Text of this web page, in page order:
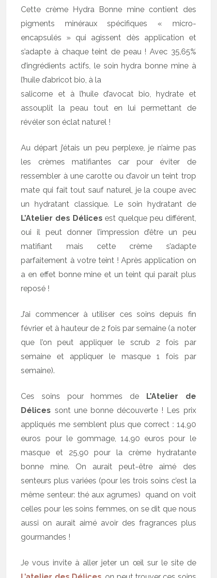
Cette crème Hydra Bonne mine contient des
pigments minéraux spécifiques « micro-
encapsulés » qui agissent dès application et
s’adapte à chaque teint de peau ! Avec 35,65%
d’ingrédients actifs, le soin hydra bonne mine à
l’huile d’abricot bio, à la
salicorne et à l’huile d’avocat bio, hydrate et
assouplit la peau tout en lui permettant de
révéler son éclat naturel !
Au départ j’étais un peu perplexe, je n’aime pas
les crèmes matifiantes car pour éviter de
ressembler à une carotte ou d’avoir un teint trop
mate qui fait tout sauf naturel, je la coupe avec
un hydratant classique. Le soin hydratant de
L’Atelier des Délices est quelque peu différent,
oui il peut donner l’impression d’être un peu
matifiant mais cette crème s’adapte
parfaitement à votre teint ! Après application on
a en effet bonne mine et un teint qui parait plus
reposé !
J’ai commencer à utiliser ces soins depuis fin
février et à hauteur de 2 fois par semaine (a noter
que l’on peut appliquer le scrub 2 fois par
semaine et appliquer le masque 1 fois par
semaine).
Ces soins pour hommes de L’Atelier de
Délices sont une bonne découverte ! Les prix
appliqués me semblent plus que correct : 14,90
euros pour le gommage, 14,90 euros pour le
masque et 25,90 pour la crème hydratante
bonne mine. On aurait peut-être aimé des
senteurs plus variées (pour les trois soins c’est la
même senteur: thé aux agrumes) quand on voit
celles pour les soins femmes, on se dit que nous
aussi on aurait aimé avoir des fragrances plus
gourmandes !
Je vous invite à aller jeter un œil sur le site de